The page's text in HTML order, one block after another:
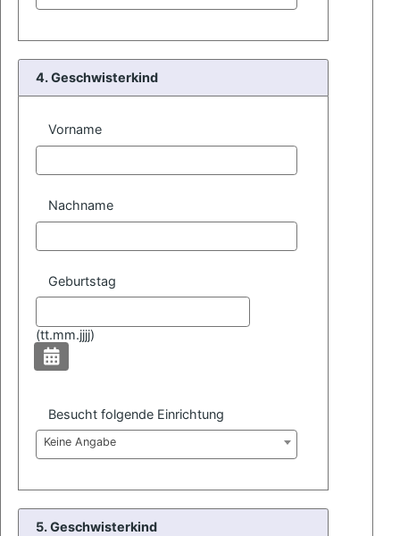
4. Geschwisterkind
Vorname
Nachname
Geburtstag
(tt.mm.jjjj)
Besucht folgende Einrichtung
Keine Angabe
5. Geschwisterkind